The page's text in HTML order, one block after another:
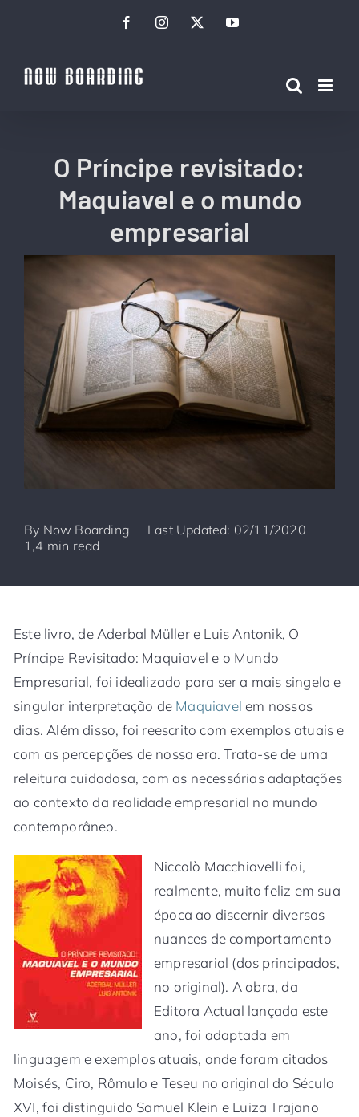
conteúdo
FacebookInstagramTwitterYouTube
O Príncipe revisitado:
Maquiavel e o mundo
empresarial
By Now Boarding
Last Updated: 02/11/2020
1,4 min read
Este livro, de Aderbal Müller e Luis Antonik, O
Príncipe Revisitado: Maquiavel e o Mundo
Empresarial, foi idealizado para ser a mais singela e
singular interpretação de Maquiavel em nossos
dias. Além disso, foi reescrito com exemplos atuais e
com as percepções de nossa era. Trata-se de uma
releitura cuidadosa, com as necessárias adaptações
ao contexto da realidade empresarial no mundo
contemporâneo.
Niccolò Macchiavelli foi,
realmente, muito feliz em sua
época ao discernir diversas
nuances de comportamento
empresarial (dos principados,
no original). A obra, da
Editora Actual lançada este
ano, foi adaptada em
linguagem e exemplos atuais, onde foram citados
Moisés, Ciro, Rômulo e Teseu no original do Século
XVI, foi distinguido Samuel Klein e Luiza Trajano